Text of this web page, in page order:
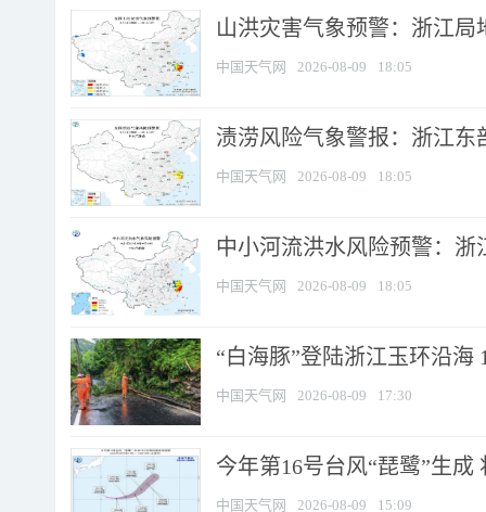
山洪灾害气象预警：浙江
中国天气网 2026-08-09 18:05
渍涝风险气象警报：浙江
中国天气网 2026-08-09 18:05
中小河流洪水风险预警：
中国天气网 2026-08-09 18:05
“白海豚”登陆浙江玉环沿海
中国天气网 2026-08-09 17:30
今年第16号台风“琵鹭”生
中国天气网 2026-08-09 15:09